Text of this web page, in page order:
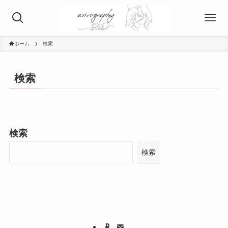
ホーム 検索
検索
検索
検索